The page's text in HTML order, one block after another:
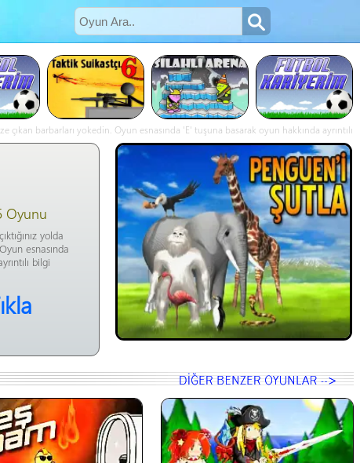
çıkan barbarları yokedin. Oyun esnasında 'E' tuşuna basarak oyun hakkında ayrıntılı
Oyunu
yolda
esnasında
bilgi